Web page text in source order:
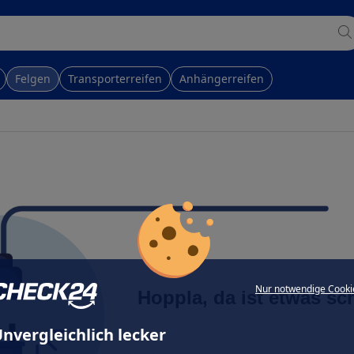
Nur notwendige
lecker
Felgen Transporterreifen Anhängerreifen
Hoppla, da ist etwas